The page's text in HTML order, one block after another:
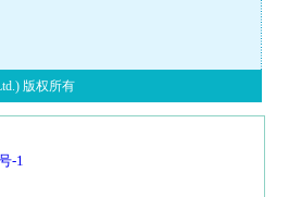
版权所有
-1